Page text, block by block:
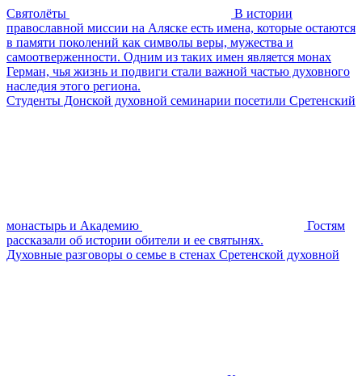
Святолёты
В истории
православной миссии на Аляске есть имена, которые остаются
в памяти поколений как символы веры, мужества и
самоотверженности. Одним из таких имен является монах
Герман, чья жизнь и подвиги стали важной частью духовного
наследия этого региона.
Студенты Донской духовной семинарии посетили Сретенский
монастырь и Академию
Гостям
рассказали об истории обители и ее святынях.
Духовные разговоры о семье в стенах Сретенской духовной